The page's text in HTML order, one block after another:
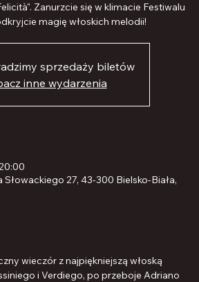
Zanurzcie się w klimacie Festiwalu
magię włoskich melodii!
sprzedaży biletów
inne wydarzenia
Słowackiego 27, 43-300 Bielsko-Biała,
wieczór z najpiękniejszą włoską
i Verdiego, po przeboje Adriano